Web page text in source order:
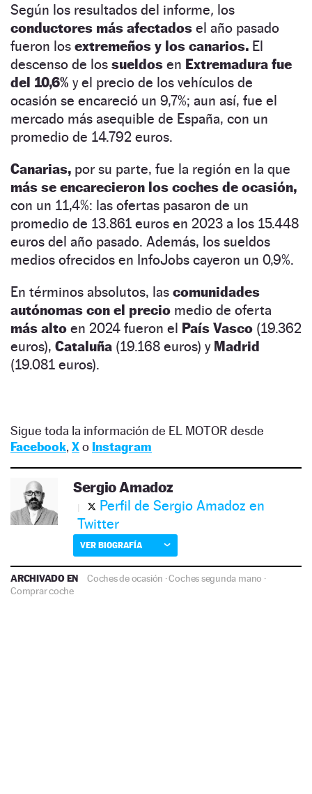
Según los resultados del informe, los
conductores más afectados el año pasado
fueron los extremeños y los canarios. El
descenso de los sueldos en Extremadura fue
del 10,6% y el precio de los vehículos de
ocasión se encareció un 9,7%; aun así, fue el
mercado más asequible de España, con un
promedio de 14.792 euros.
Canarias, por su parte, fue la región en la que
más se encarecieron los coches de ocasión,
con un 11,4%: las ofertas pasaron de un
promedio de 13.861 euros en 2023 a los 15.448
euros del año pasado. Además, los sueldos
medios ofrecidos en InfoJobs cayeron un 0,9%.
En términos absolutos, las comunidades
autónomas con el precio medio de oferta
más alto en 2024 fueron el País Vasco (19.362
euros), Cataluña (19.168 euros) y Madrid
(19.081 euros).
Sigue toda la información de EL MOTOR desde
Facebook, Xo Instagram
Sergio Amadoz
Perfil de Sergio Amadoz en
Twitter
VER BIOGRAFÍA
ARCHIVADO EN Coches de ocasión ·Coches segunda mano ·
Comprar coche